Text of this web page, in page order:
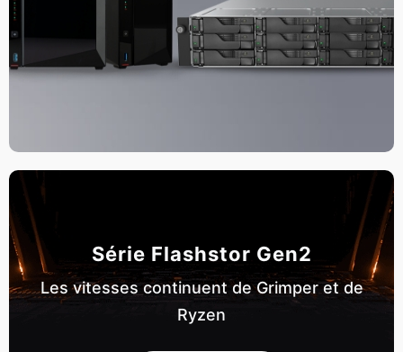
Série Flashstor Gen2
Les vitesses continuent de Grimper et de
Ryzen